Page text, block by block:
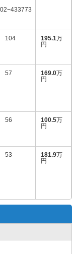
104 195.1万
円
57 169.0万
円
56 100.5万
円
53 181.9万
円